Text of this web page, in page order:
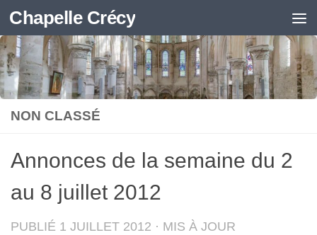
Skip to content
Chapelle Crécy
NON CLASSÉ
Annonces de la semaine du 2
au 8 juillet 2012
PUBLIÉ 1 JUILLET 2012 · MIS À JOUR